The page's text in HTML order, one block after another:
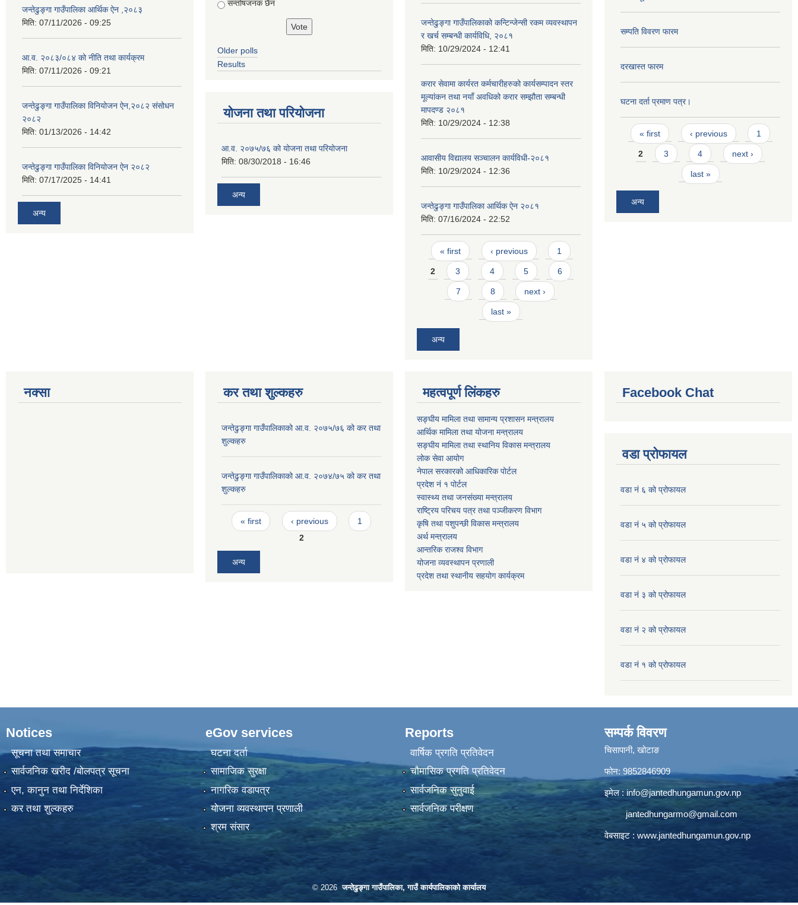
जन्तेढुङ्गा गाउँपालिका आर्थिक ऐन ,२०८३
मिति: 07/11/2026 - 09:25
आ.व. २०८३/०८४ को नीति तथा कार्यक्रम
मिति: 07/11/2026 - 09:21
जन्तेढुङ्गा गाउँपालिका विनियोजन ऐन,२०८२ संसोधन
२०८२
मिति: 01/13/2026 - 14:42
जन्तेढुङ्गा गाउँपालिका विनियोजन ऐन २०८२
मिति: 07/17/2025 - 14:41
अन्य
सन्तोषजनक छैन
Older polls
Results
योजना तथा परियोजना
आ.व. २०७५/७६ को योजना तथा परियोजना
मिति: 08/30/2018 - 16:46
अन्य
जन्तेढुङ्गा गाउँपालिकाको कन्टिन्जेन्सी रकम व्यवस्थापन
र खर्च सम्बन्धी कार्यविधि, २०८१
मिति: 10/29/2024 - 12:41
करार सेवामा कार्यरत कर्मचारीहरुको कार्यसम्पादन स्तर
मूल्यांकन तथा नयाँ अवधिको करार सम्झौता सम्बन्धी
मापदण्ड २०८१
मिति: 10/29/2024 - 12:38
आवासीय विद्यालय सञ्चालन कार्यविधी-२०८१
मिति: 10/29/2024 - 12:36
जन्तेढुङ्गा गाउँपालिका आर्थिक ऐन २०८१
मिति: 07/16/2024 - 22:52
Pages
« first ‹ previous 1
2 3 4 5 6
7 8 next ›
last »
अन्य
सम्पति विवरण फारम
दरखास्त फारम
घटना दर्ता प्रमाण पत्र।
Pages
« first ‹ previous 1
2 3 4 next ›
last »
अन्य
नक्सा कर तथा शुल्कहरु
जन्तेढुङ्गा गाउँपालिकाको आ.व. २०७५/७६ को कर तथा
शुल्कहरु
जन्तेढुङ्गा गाउँपालिकाको आ.व. २०७४/७५ को कर तथा
शुल्कहरु
Pages
« first ‹ previous
1
2
अन्य
महत्वपूर्ण लिंकहरु
सङ्घीय मामिला तथा सामान्य प्रशासन मन्त्रालय
आर्थिक मामिला तथा योजना मन्त्रालय
सङ्घीय मामिला तथा स्थानिय विकास मन्त्रालय
लोक सेवा आयोग
नेपाल सरकारको आधिकारिक पोर्टल
प्रदेश नं १ पोर्टल
स्वास्थ्य तथा जनसंख्या मन्त्रालय
राष्ट्रिय परिचय पत्र तथा पञ्जीकरण विभाग
कृषि तथा पशुपन्छी विकास मन्त्रालय
अर्थ मन्त्रालय
आन्तरिक राजश्व विभाग
योजना व्यवस्थापन प्रणाली
प्रदेश तथा स्थानीय सहयोग कार्यक्रम
Facebook Chat
वडा प्रोफायल
वडा नं ६ को प्रोफायल
वडा नं ५ को प्रोफायल
वडा नं ४ को प्रोफायल
वडा नं ३ को प्रोफायल
वडा नं २ को प्रोफायल
वडा नं १ को प्रोफायल
Notices
सूचना तथा समाचार
सार्वजनिक खरीद /बोलपत्र सूचना
एन, कानुन तथा निर्देशिका
कर तथा शुल्कहरु
eGov services
घटना दर्ता
सामाजिक सुरक्षा
नागरिक वडापत्र
योजना व्यवस्थापन प्रणाली
श्रम संसार
Reports
वार्षिक प्रगति प्रतिवेदन
चौमासिक प्रगति प्रतिवेदन
सार्वजनिक सुनुवाई
सार्वजनिक परीक्षण
सम्पर्क विवरण
चिसापानी, खोटाङ
फोन: 9852846909
इमेल : info@jantedhungamun.gov.np
jantedhungarmo@gmail.com
वेबसाइट : www.jantedhungamun.gov.np
© 2026जन्तेढुङ्गा गाउँपालिका, गाउँ कार्यपालिकाको कार्यालय